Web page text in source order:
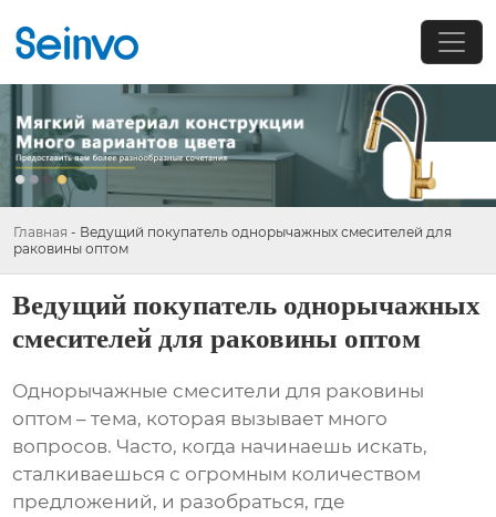
Главная - Ведущий покупатель однорычажных смесителей для
раковины оптом
Ведущий покупатель однорычажных
смесителей для раковины оптом
Однорычажные смесители для раковины
оптом – тема, которая вызывает много
вопросов. Часто, когда начинаешь искать,
сталкиваешься с огромным количеством
предложений, и разобраться, где